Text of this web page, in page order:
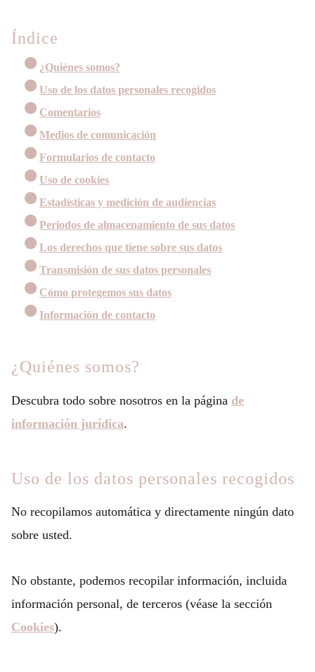
Índice
¿Quiénes somos?
Uso de los datos personales recogidos
Comentarios
Medios de comunicación
Formularios de contacto
Uso de cookies
Estadísticas y medición de audiencias
Periodos de almacenamiento de sus datos
Los derechos que tiene sobre sus datos
Transmisión de sus datos personales
Cómo protegemos sus datos
Información de contacto
¿Quiénes somos?
Descubra todo sobre nosotros en la página de
información jurídica.
Uso de los datos personales recogidos
No recopilamos automática y directamente ningún dato
sobre usted.
No obstante, podemos recopilar información, incluida
información personal, de terceros (véase la sección
Cookies).